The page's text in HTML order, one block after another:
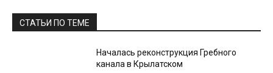
СТАТЬИ ПО ТЕМЕ
Началась реконструкция Гребного
канала в Крылатском